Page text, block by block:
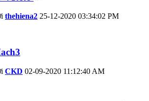
thehiena2 25-12-2020 03:34:02 PM
CKD 02-09-2020 11:12:40 AM